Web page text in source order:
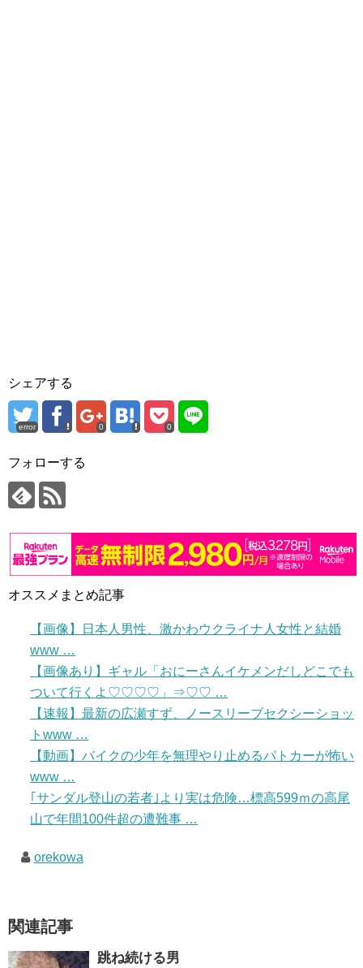
シェアする
error 0 0
フォローする
オススメまとめ記事
【画像】日本人男性、激かわウクライナ人女性と結婚
www …
【画像あり】ギャル「おにーさんイケメンだしどこでも
ついて行くよ♡♡♡♡」⇒♡♡ …
【速報】最新の広瀬すず、ノースリーブセクシーショッ
トwww …
【動画】バイクの少年を無理やり止めるパトカーが怖い
www …
｢サンダル登山の若者｣より実は危険…標高599ｍの高尾
山で年間100件超の遭難事 …
orekowa
関連記事
跳ね続ける男